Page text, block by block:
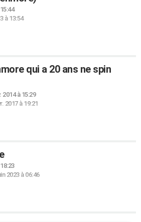
à 13:54
qui a 20 ans ne spin
2014 à 15:29
2017 à 19:21
2023 à 06:46